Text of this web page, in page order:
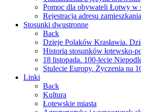
Pomoc dla obywateli Łotwy w
Rejestracja adresu
Stosunki dwustronne
Back
Dzieje Polaków Krasławia.
Historia stosunków łotewsko-
18 listopada. 100-lecie
Stulecie Europy. Życzenia na
Linki
Back
Kultura
Łotewskie miasta